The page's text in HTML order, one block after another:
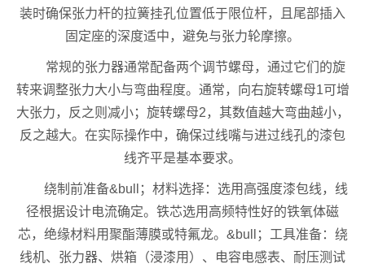
装时确保张力杆的拉簧挂孔位置低于限位杆，且尾部插入
固定座的深度适中，避免与张力轮摩擦。
常规的张力器通常配备两个调节螺母，通过它们的旋
转来调整张力大小与弯曲程度。通常，向右旋转螺母1可增
大张力，反之则减小；旋转螺母2，其数值越大弯曲越小，
反之越大。在实际操作中，确保过线嘴与进过线孔的漆包
线齐平是基本要求。
绕制前准备&bull；材料选择：选用高强度漆包线，线
径根据设计电流确定。铁芯选用高频特性好的铁氧体磁
芯，绝缘材料用聚酯薄膜或特氟龙。&bull；工具准备：绕
线机、张力器、烘箱（浸漆用）、电容电感表、耐压测试